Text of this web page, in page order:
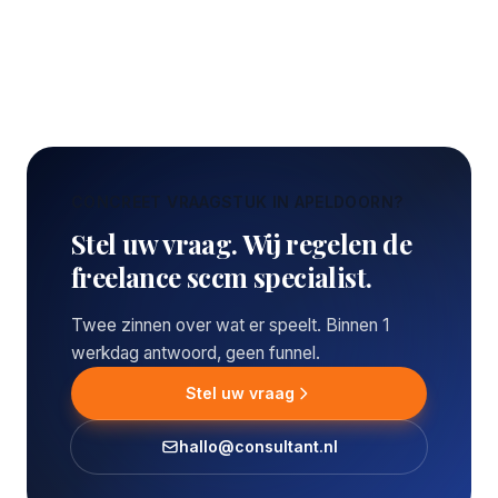
CONCREET VRAAGSTUK IN APELDOORN?
Stel uw vraag. Wij regelen de
freelance sccm specialist.
Twee zinnen over wat er speelt. Binnen 1
werkdag antwoord, geen funnel.
Stel uw vraag
hallo@consultant.nl